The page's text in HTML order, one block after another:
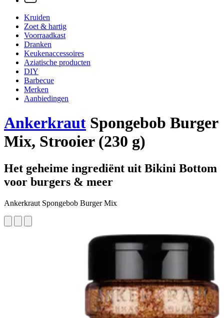
Kruiden
Zoet & hartig
Voorraadkast
Dranken
Keukenaccessoires
Aziatische producten
DIY
Barbecue
Merken
Aanbiedingen
Ankerkraut Spongebob Burger
Mix, Strooier (230 g)
Het geheime ingrediënt uit Bikini Bottom
voor burgers & meer
Ankerkraut Spongebob Burger Mix